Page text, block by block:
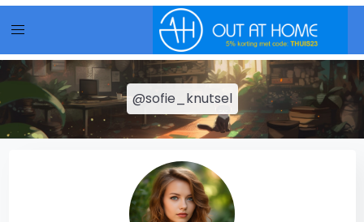
menu
@sofie_knutsel